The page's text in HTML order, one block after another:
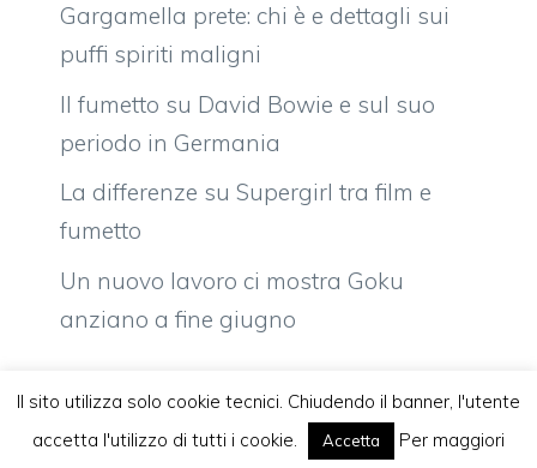
Gargamella prete: chi è e dettagli sui
puffi spiriti maligni
Il fumetto su David Bowie e sul suo
periodo in Germania
La differenze su Supergirl tra film e
fumetto
Un nuovo lavoro ci mostra Goku
anziano a fine giugno
Il sito utilizza solo cookie tecnici. Chiudendo il banner, l'utente
accetta l'utilizzo di tutti i cookie.
Accetta
Per maggiori
Vuoi pubblicare sul nostro network?